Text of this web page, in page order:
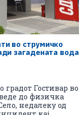
во струмичко
загадената вода
градот Гостивар во
до физичка
недалеку од